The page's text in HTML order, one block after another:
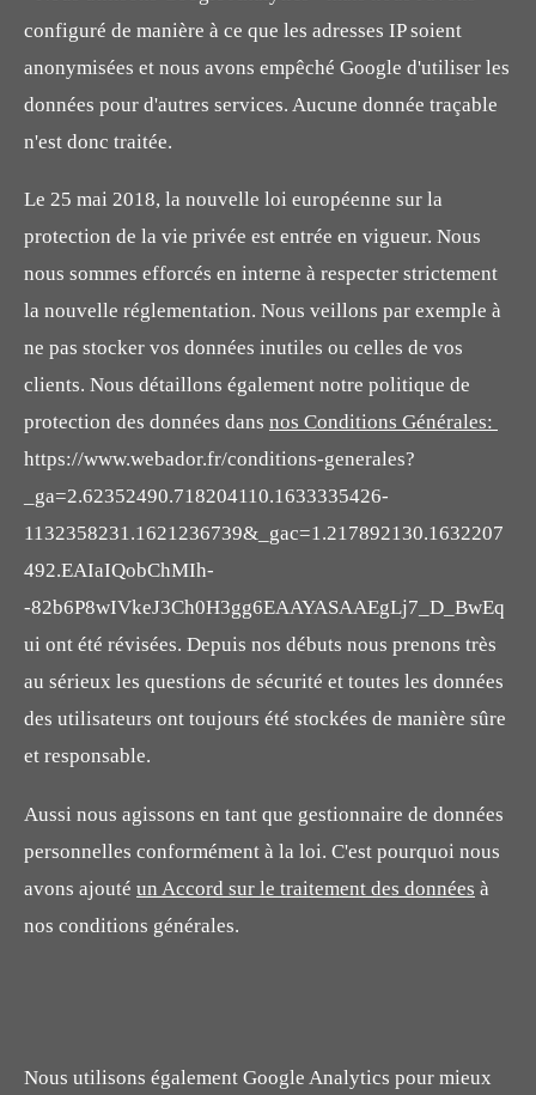
configuré de manière à ce que les adresses IP soient
anonymisées et nous avons empêché Google d'utiliser les
données pour d'autres services. Aucune donnée traçable
n'est donc traitée.
Le 25 mai 2018, la nouvelle loi européenne sur la
protection de la vie privée est entrée en vigueur. Nous
nous sommes efforcés en interne à respecter strictement
la nouvelle réglementation. Nous veillons par exemple à
ne pas stocker vos données inutiles ou celles de vos
clients. Nous détaillons également notre politique de
protection des données dans nos Conditions Générales:
https://www.webador.fr/conditions-generales?
_ga=2.62352490.718204110.1633335426-
1132358231.1621236739&_gac=1.217892130.1632207
492.EAIaIQobChMIh-
-82b6P8wIVkeJ3Ch0H3gg6EAAYASAAEgLj7_D_BwEq
ui ont été révisées. Depuis nos débuts nous prenons très
au sérieux les questions de sécurité et toutes les données
des utilisateurs ont toujours été stockées de manière sûre
et responsable.
Aussi nous agissons en tant que gestionnaire de données
personnelles conformément à la loi. C'est pourquoi nous
avons ajouté un Accord sur le traitement des données à
nos conditions générales.
Nous utilisons également Google Analytics pour mieux